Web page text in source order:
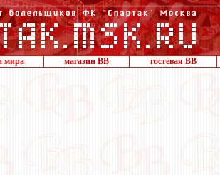
мира магазин ВВ гостевая ВВ